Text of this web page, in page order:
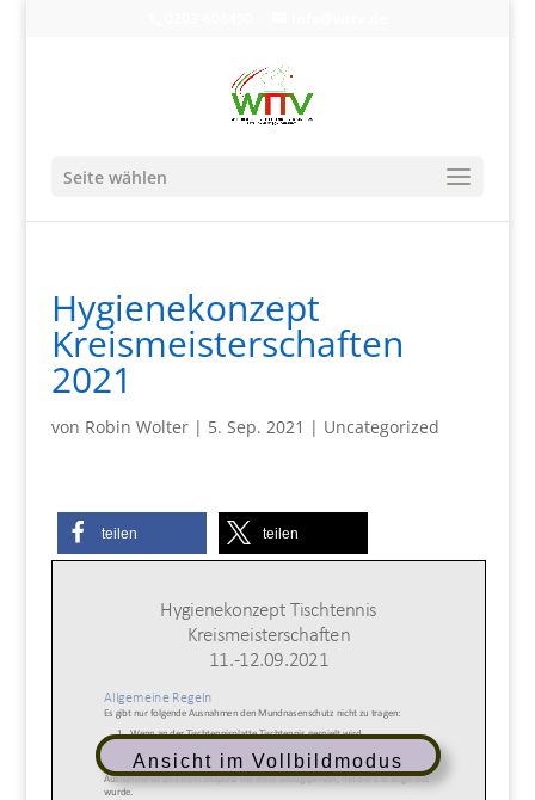
Seite wählen
Hygienekonzept
Kreismeisterschaften
2021
von Robin Wolter| 5. Sep. 2021 | Uncategorized
teilen teilen
Ansicht im Vollbildmodus